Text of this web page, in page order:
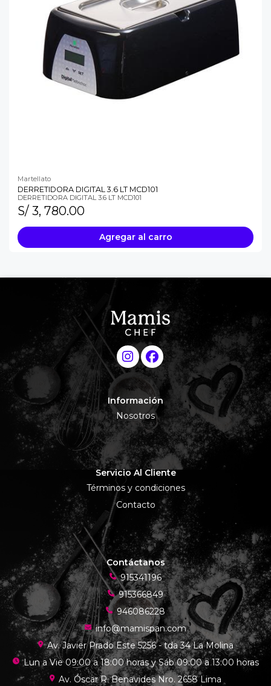
Martellato
DERRETIDORA DIGITAL 3.6 LT MCD101
DERRETIDORA DIGITAL 3.6 LT MCD101
S/ 3, 780.00
Agregar al carro
Información
Nosotros
Servicio Al Cliente
Términos y condiciones
Contacto
Contáctanos
915341196
915366849
946086228
info@mamispan.com
Av. Javier Prado Este 5256 - tda 34 La Molina
Lun a Vie 09:00 a 18:00 horas y Sáb 09:00 a 13:00 horas
Av. Óscar R. Benavides Nro. 2658 Lima